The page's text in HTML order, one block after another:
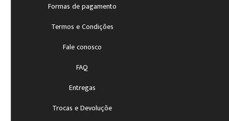
Formas de pagamento
Termos e Condições
Fale conosco
FAQ
Entregas
Trocas e Devoluçõe